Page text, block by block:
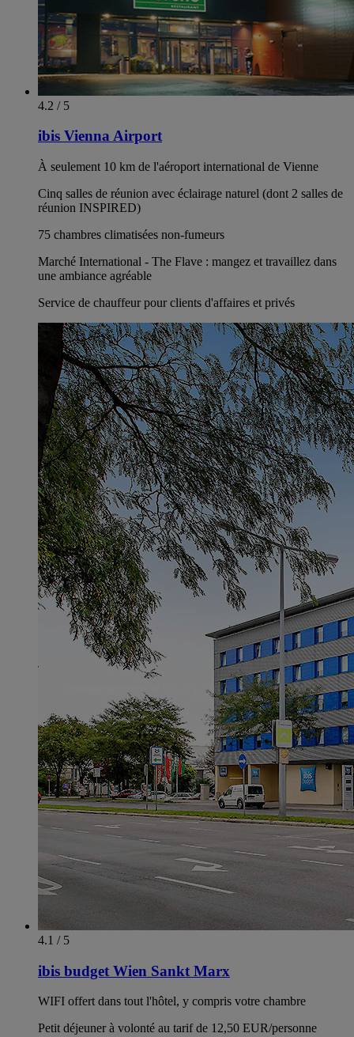
4.2 / 5
ibis Vienna Airport
À seulement 10 km de l'aéroport international de Vienne
Cinq salles de réunion avec éclairage naturel (dont 2 salles de
réunion INSPIRED)
75 chambres climatisées non-fumeurs
Marché International - The Flave : mangez et travaillez dans
une ambiance agréable
Service de chauffeur pour clients d'affaires et privés
4.1 / 5
ibis budget Wien Sankt Marx
WIFI offert dans tout l'hôtel, y compris votre chambre
Petit déjeuner à volonté au tarif de 12,50 EUR/personne